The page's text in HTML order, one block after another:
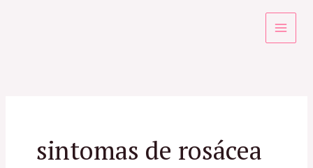
sintomas de rosácea